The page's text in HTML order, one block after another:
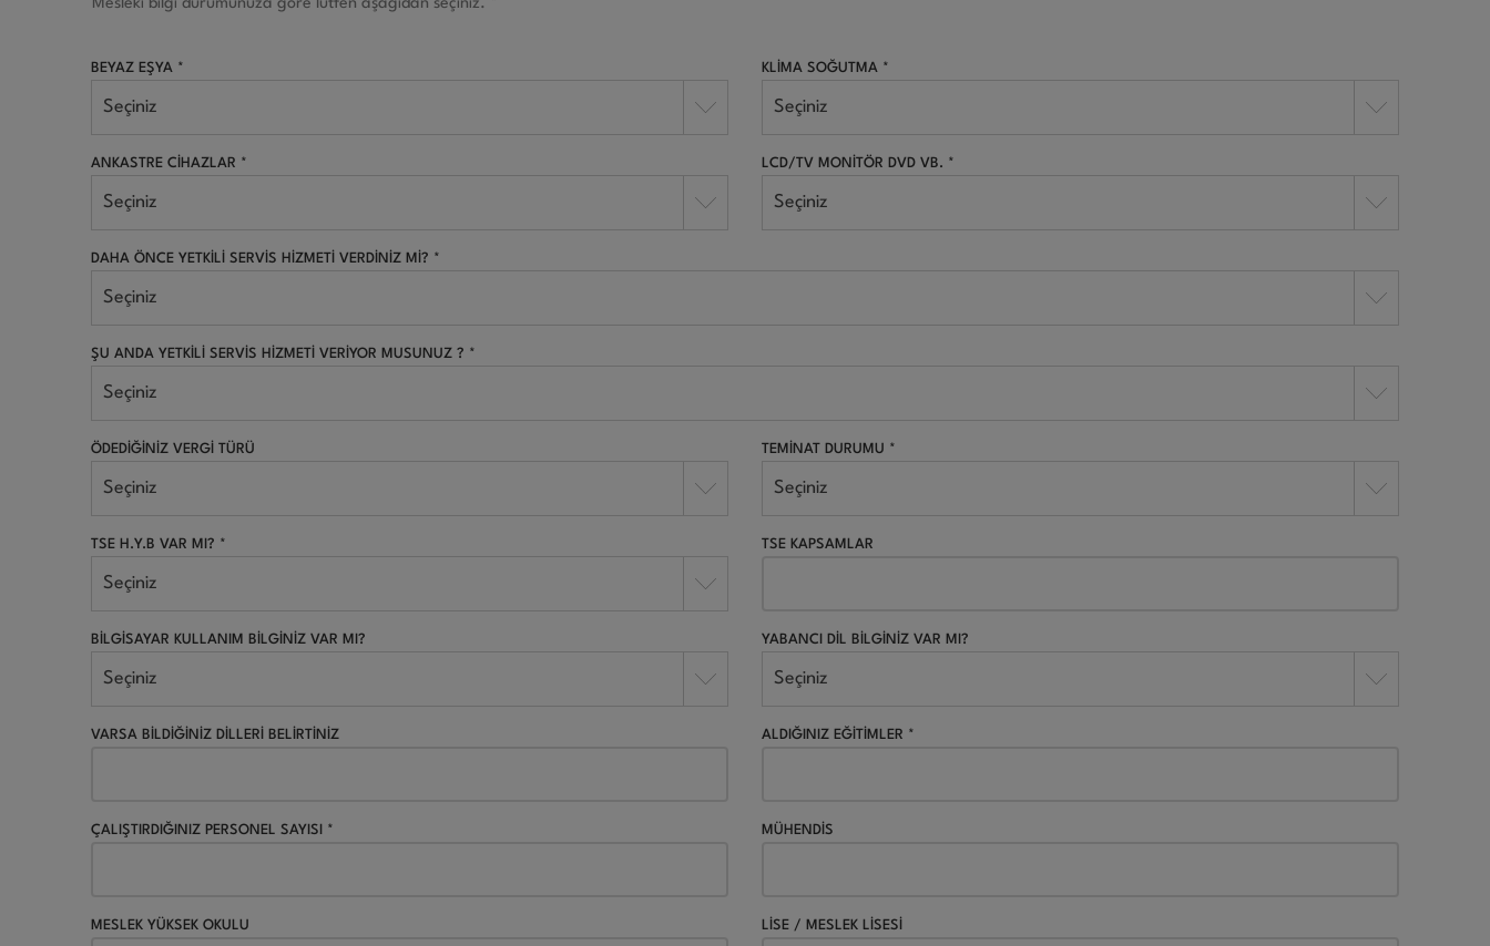
Mesleki bilgi durumunuza göre lütfen aşağıdan seçiniz. *
BEYAZ EŞYA *
Seçiniz
KLİMA SOĞUTMA *
Seçiniz
ANKASTRE CİHAZLAR *
Seçiniz
LCD/TV MONİTÖR DVD VB. *
Seçiniz
DAHA ÖNCE YETKİLİ SERVİS HİZMETİ VERDİNİZ Mİ? *
Seçiniz
ŞU ANDA YETKİLİ SERVİS HİZMETİ VERİYOR MUSUNUZ ? *
Seçiniz
ÖDEDİĞİNİZ VERGİ TÜRÜ
Seçiniz
TEMİNAT DURUMU *
Seçiniz
TSE H.Y.B VAR MI? *
Seçiniz
TSE KAPSAMLAR
BİLGİSAYAR KULLANIM BİLGİNİZ VAR MI?
Seçiniz
YABANCI DİL BİLGİNİZ VAR MI?
Seçiniz
VARSA BİLDİĞİNİZ DİLLERİ BELİRTİNİZ ALDIĞINIZ EĞİTİMLER *
ÇALIŞTIRDIĞINIZ PERSONEL SAYISI * MÜHENDİS
MESLEK YÜKSEK OKULU LİSE / MESLEK LİSESİ